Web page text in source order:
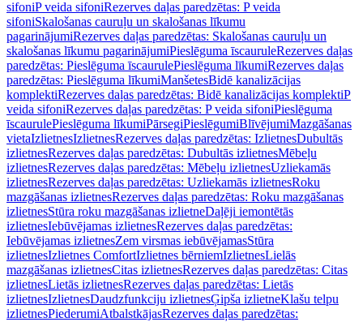
sifoniP veida sifoniRezerves daļas paredzētas: P veida
sifoniSkalošanas cauruļu un skalošanas līkumu
pagarinājumiRezerves daļas paredzētas: Skalošanas cauruļu un
skalošanas līkumu pagarinājumiPieslēguma īscauruleRezerves daļas
paredzētas: Pieslēguma īscaurulePieslēguma līkumiRezerves daļas
paredzētas: Pieslēguma līkumiManšetesBidē kanalizācijas
komplektiRezerves daļas paredzētas: Bidē kanalizācijas komplektiP
veida sifoniRezerves daļas paredzētas: P veida sifoniPieslēguma
īscaurulePieslēguma līkumiPārsegiPieslēgumiBlīvējumiMazgāšanas
vietaIzlietnesIzlietnesRezerves daļas paredzētas: IzlietnesDubultās
izlietnesRezerves daļas paredzētas: Dubultās izlietnesMēbeļu
izlietnesRezerves daļas paredzētas: Mēbeļu izlietnesUzliekamās
izlietnesRezerves daļas paredzētas: Uzliekamās izlietnesRoku
mazgāšanas izlietnesRezerves daļas paredzētas: Roku mazgāšanas
izlietnesStūra roku mazgāšanas izlietneDaļēji iemontētās
izlietnesIebūvējamas izlietnesRezerves daļas paredzētas:
Iebūvējamas izlietnesZem virsmas iebūvējamasStūra
izlietnesIzlietnes ComfortIzlietnes bērniemIzlietnesLielās
mazgāšanas izlietnesCitas izlietnesRezerves daļas paredzētas: Citas
izlietnesLietās izlietnesRezerves daļas paredzētas: Lietās
izlietnesIzlietnesDaudzfunkciju izlietnesĢipša izlietneKlašu telpu
izlietnesPiederumiAtbalstkājasRezerves daļas paredzētas: